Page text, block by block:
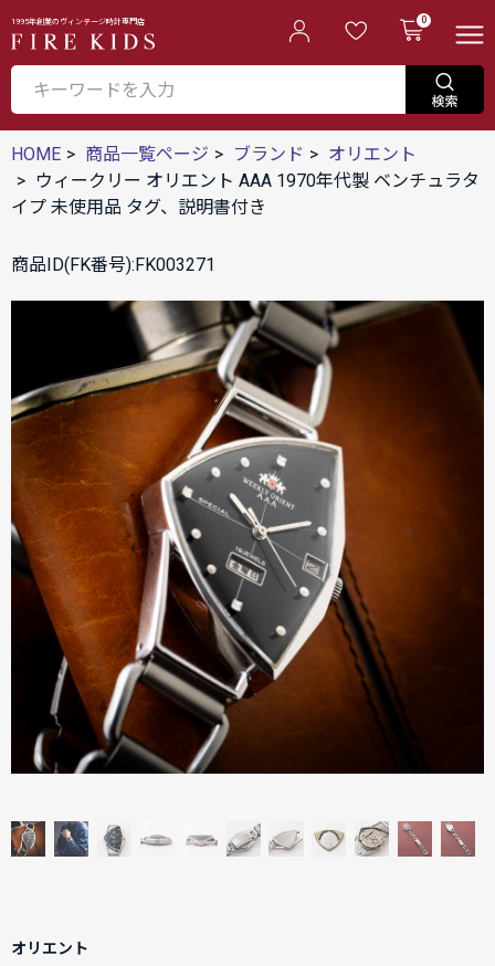
1995年創業のヴィンテージ時計専門店 0
HOME 商品一覧ページ ブランド
オリエント
ウィークリー オリエント AAA 1970年代製 ベンチュラタ
イプ 未使用品 タグ、説明書付き
商品ID(FK番号):FK003271
オリエント